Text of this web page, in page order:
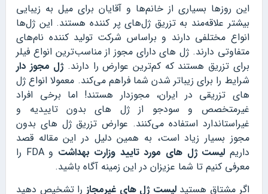
این روزها بسیاری از خانم‌ها و آقایان برای میل به زیبایی
بیشتر علاقه‌مند به تزریق ژل‌های پر کننده هستند. این ژل‌ها
انواع مختلفی دارند و براساس شرکت تولید کننده نام‌های
متفاوتی دارند. ژل های دارای مجوز از مناسب‌ترین انواع فیلر
برای تزریق هستند که کم‌ترین عوارض را دارند. ژل مجوز دار
شرایط را برای زیباتر شدن شما فراهم می‌کند. معمولا انواع ژل
های تزریقی در ایران، مجوزدار هستند! اما برخی افراد
غیرمتخصص و سودجو از ژل های بدون تاییدیه و
غیراستاندارد استفاده می‌کنند. عوارض تزریق ژل های بدون
مجوز بسیار زیاد است، به همین دلیل در این مقاله قصد
داریم لیست ژل های مورد تایید وزارت بهداشت
و FDA را
معرفی کنیم تا شما عزیزان در این زمینه آگاه باشید.
اگر مشتاق هستیدلیست ژل های غیرمجاز را تشخیص دهید